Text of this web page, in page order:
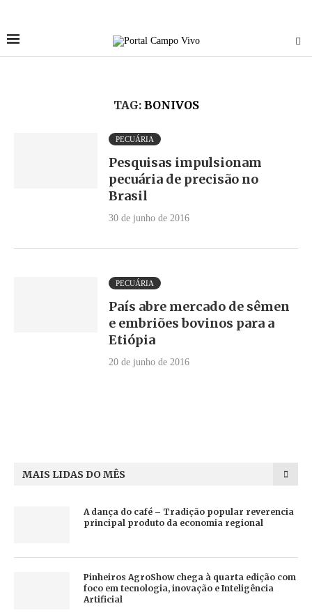
TAG: BONIVOS
PECUÁRIA
Pesquisas impulsionam
pecuária de precisão no
Brasil
30 de junho de 2016
PECUÁRIA
País abre mercado de sêmen
e embriões bovinos para a
Etiópia
20 de junho de 2016
MAIS LIDAS DO MÊS
A dança do café – Tradição popular reverencia
principal produto da economia regional
Pinheiros AgroShow chega à quarta edição com
foco em tecnologia, inovação e Inteligência
Artificial